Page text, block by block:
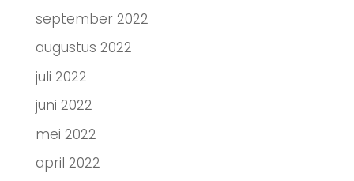
september 2022
augustus 2022
juli 2022
juni 2022
mei 2022
april 2022